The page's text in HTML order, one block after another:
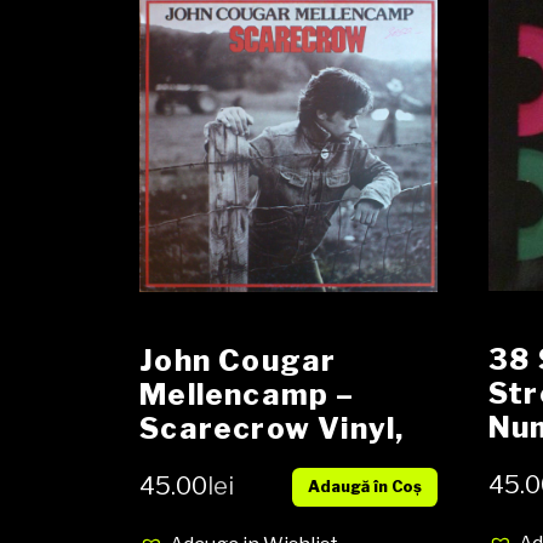
John Cougar
Mellencamp –
Scarecrow Vinyl,
LP, Album media
EX cover VG
45.00lei Adaugă în Coș
38